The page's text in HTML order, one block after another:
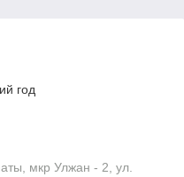
год
мкр Улжан - 2, ул.